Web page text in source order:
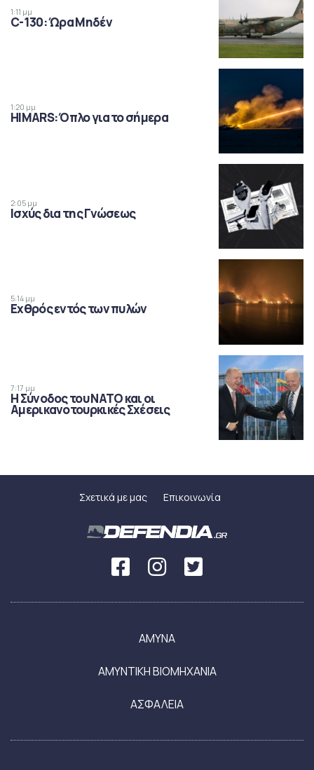
1:11 μμ
C-130: Ώρα Μηδέν
1:20 μμ
HIMARS: Όπλο για το σήμερα
2:05 μμ
Ισχύς δια της Γνώσεως
5:14 μμ
Εχθρός εντός των πυλών
7:17 μμ
Η Σύνοδος του ΝΑΤΟ και οι
Αμερικανοτουρκικές Σχέσεις
Σχετικά με μας Επικοινωνία
ΑΜΥΝΑ
ΑΜΥΝΤΙΚΗ ΒΙΟΜΗΧΑΝΙΑ
ΑΣΦΑΛΕΙΑ